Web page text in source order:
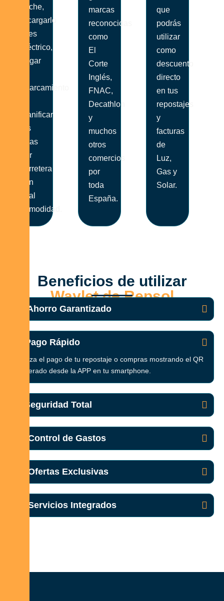
coche,
recargarlo
si es
eléctrico,
pagar
aparcamiento
planificar
tus
rutas
por
carretera
con
total
comodidad.
marcas
reconocidas
como
El
Corte
Inglés,
FNAC,
Decathlon
y
muchos
otros
comercios
por
toda
España.
que
podrás
utilizar
como
descuento
directo
en tus
repostajes
y
facturas
de
Luz,
Gas y
Solar.
Beneficios de utilizar
Waylet de Repsol
💰 Ahorro Garantizado
⚡ Pago Rápido
Agiliza el pago de tu repostaje o compras mostrando el QR
generado desde la APP en tu smartphone.
🔒 Seguridad Total
📊 Control de Gastos
🎁 Ofertas Exclusivas
🏪 Servicios Integrados